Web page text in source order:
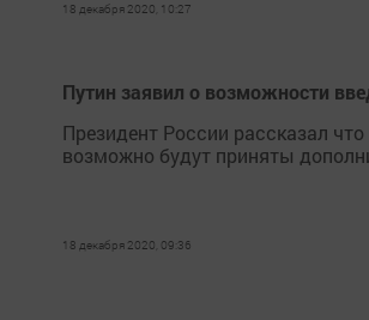
18 декабря 2020, 10:27
Путин заявил о возможности
Президент России рассказал
возможно будут приняты
18 декабря 2020, 09:36